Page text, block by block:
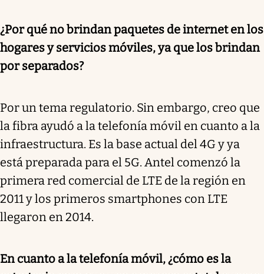
¿Por qué no brindan paquetes de internet en los
hogares y servicios móviles, ya que los brindan
por separados?
Por un tema regulatorio. Sin embargo, creo que
la fibra ayudó a la telefonía móvil en cuanto a la
infraestructura. Es la base actual del 4G y ya
está preparada para el 5G. Antel comenzó la
primera red comercial de LTE de la región en
2011 y los primeros smartphones con LTE
llegaron en 2014.
En cuanto a la telefonía móvil, ¿cómo es la